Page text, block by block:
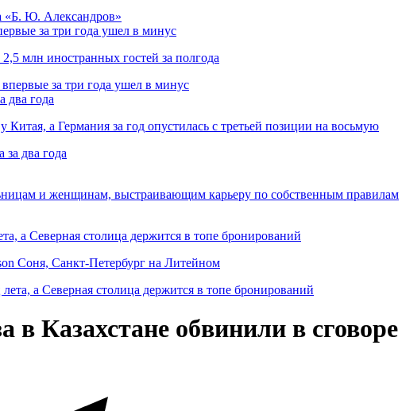
за три года ушел в минус
млн иностранных гостей за полгода
два года
Китая, а Германия за год опустилась с третьей позиции на восьмую
и женщинам, выстраивающим карьеру по собственным правилам
а Северная столица держится в топе бронирований
Соня, Санкт-Петербург на Литейном
Казахстане обвинили в сговоре